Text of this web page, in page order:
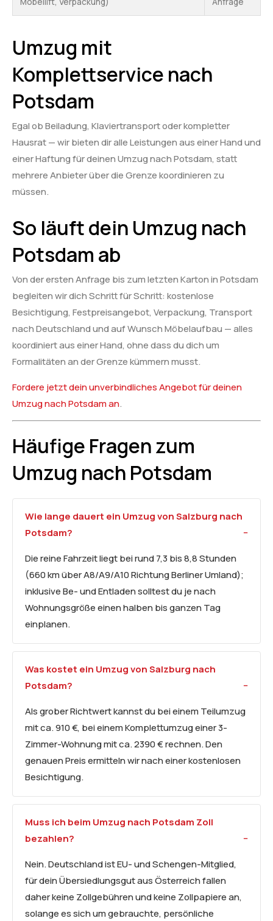
Umzug mit
Komplettservice nach
Potsdam
Egal ob Beiladung, Klaviertransport oder kompletter
Hausrat — wir bieten dir alle Leistungen aus einer Hand und
einer Haftung für deinen Umzug nach Potsdam, statt
mehrere Anbieter über die Grenze koordinieren zu
müssen.
So läuft dein Umzug nach
Potsdam ab
Von der ersten Anfrage bis zum letzten Karton in Potsdam
begleiten wir dich Schritt für Schritt: kostenlose
Besichtigung, Festpreisangebot, Verpackung, Transport
nach Deutschland und auf Wunsch Möbelaufbau — alles
koordiniert aus einer Hand, ohne dass du dich um
Formalitäten an der Grenze kümmern musst.
Fordere jetzt dein unverbindliches Angebot für deinen
Umzug nach Potsdam an.
Häufige Fragen zum
Umzug nach Potsdam
Wie lange dauert ein Umzug von Salzburg nach
Potsdam?
Die reine Fahrzeit liegt bei rund 7,3 bis 8,8 Stunden
(660 km über A8/A9/A10 Richtung Berliner Umland);
inklusive Be- und Entladen solltest du je nach
Wohnungsgröße einen halben bis ganzen Tag
einplanen.
Was kostet ein Umzug von Salzburg nach
Potsdam?
Als grober Richtwert kannst du bei einem Teilumzug
mit ca. 910 €, bei einem Komplettumzug einer 3-
Zimmer-Wohnung mit ca. 2390 € rechnen. Den
genauen Preis ermitteln wir nach einer kostenlosen
Besichtigung.
Muss ich beim Umzug nach Potsdam Zoll
bezahlen?
Nein. Deutschland ist EU- und Schengen-Mitglied,
für dein Übersiedlungsgut aus Österreich fallen
daher keine Zollgebühren und keine Zollpapiere an,
solange es sich um gebrauchte, persönliche